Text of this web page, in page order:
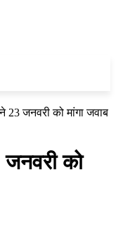
23 जनवरी को मांगा जवाब
जनवरी को